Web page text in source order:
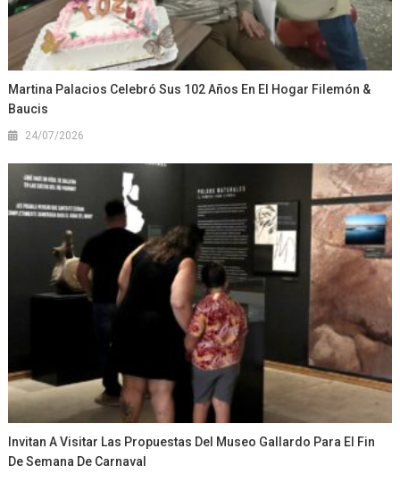
Martina Palacios Celebró Sus 102 Años En El Hogar Filemón &
Baucis
24/07/2026
Invitan A Visitar Las Propuestas Del Museo Gallardo Para El Fin
De Semana De Carnaval